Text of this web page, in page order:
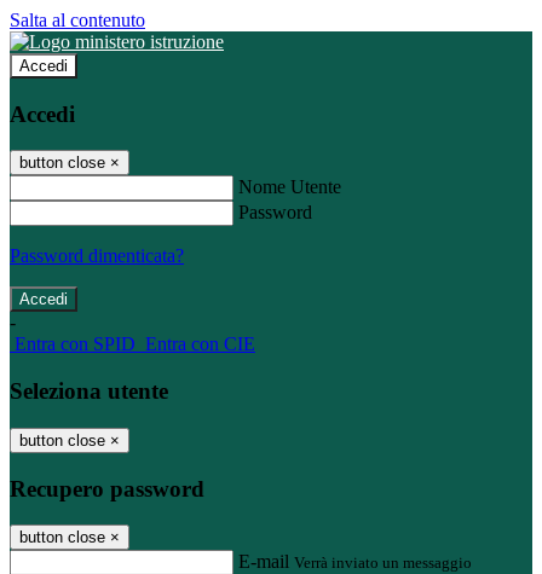
Salta al contenuto
Accedi
Accedi
button close ×
Nome Utente
Password
Password dimenticata?
-
Entra con SPID Entra con CIE
Seleziona utente
button close ×
Recupero password
button close ×
E-mail Verrà inviato un messaggio